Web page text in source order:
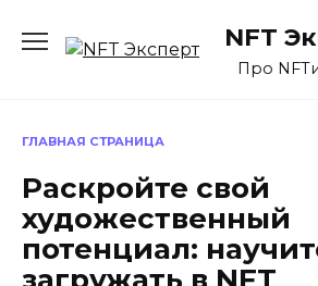
содержанию
NFT
Про
ГЛАВНАЯ СТРАНИЦА
Раскройте свой
художественный
потенциал: